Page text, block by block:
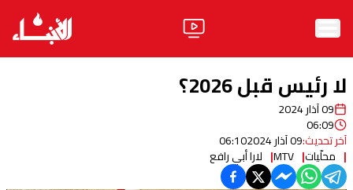
الرئيسية
الأخبار
آراء
فيديو
لا رئيس قبل 2026؟
09 آذار 2024
06:09
آخر تحديث:09 آذار 2024 06:10
محلّيات MTV لارا أبي رافع